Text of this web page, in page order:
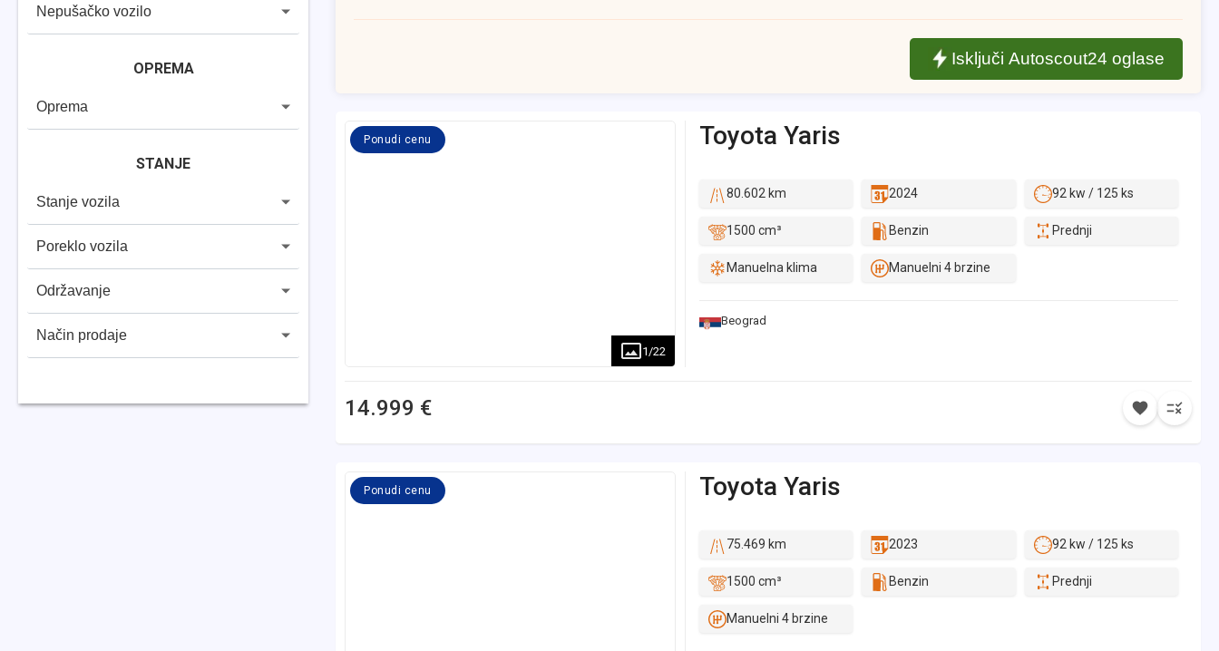
Nepušačko vozilo
OPREMA
Oprema
STANJE
Stanje vozila
Poreklo vozila
Održavanje
Način prodaje
Isključi Autoscout24 oglase
Ponudi cenu
1 /22
Toyota Yaris
80.602 km 2024 92 kw / 125 ks
1500 cm³ Benzin Prednji
Manuelna klima Manuelni 4 brzine
Beograd
14.999 €
Ponudi cenu Toyota Yaris
75.469 km 2023 92 kw / 125 ks
1500 cm³ Benzin Prednji
Manuelni 4 brzine